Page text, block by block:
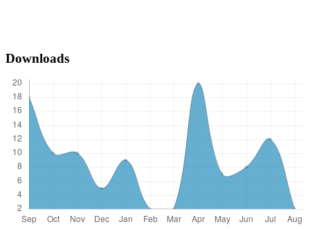
Downloads